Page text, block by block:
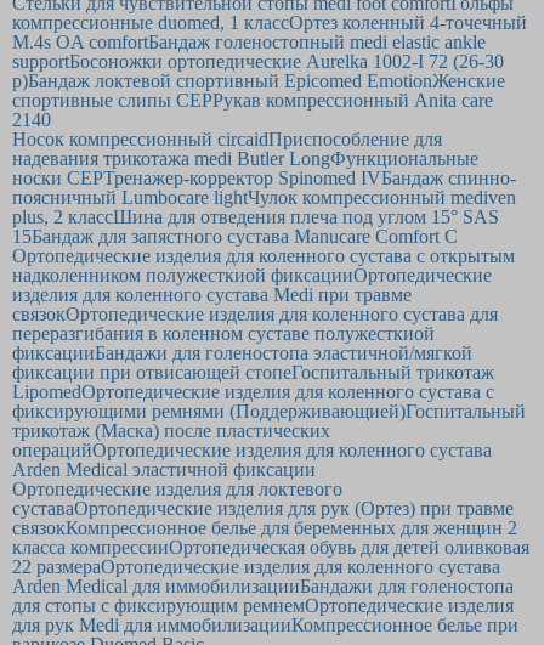
компрессионные duomed, 1 классОртез коленный 4-точечный
M.4s OA comfortБандаж голеностопный medi elastic ankle
supportБосоножки ортопедические Aurelka 1002-I 72 (26-30
р)Бандаж локтевой спортивный Epicomed EmotionЖенские
спортивные слипы CEPРукав компрессионный Anita care
2140
Носок компрессионный circaidПриспособление для
надевания трикотажа medi Butler LongФункциональные
носки CEPТренажер-корректор Spinomed IVБандаж спинно-
поясничный Lumbocare lightЧулок компрессионный mediven
plus, 2 классШина для отведения плеча под углом 15° SAS
15Бандаж для запястного сустава Manucare Comfort C
Ортопедические изделия для коленного сустава с открытым
надколенником полужесткиой фиксацииОртопедические
изделия для коленного сустава Medi при травме
связокОртопедические изделия для коленного сустава для
переразгибания в коленном суставе полужесткиой
фиксацииБандажи для голеностопа эластичной/мягкой
фиксации при отвисающей стопеГоспитальный трикотаж
LipomedОртопедические изделия для коленного сустава с
фиксирующими ремнями (Поддерживающией)Госпитальный
трикотаж (Маска) после пластических
операцийОртопедические изделия для коленного сустава
Arden Medical эластичной фиксации
Ортопедические изделия для локтевого
суставаОртопедические изделия для рук (Ортез) при травме
связокКомпрессионное белье для беременных для женщин 2
класса компрессииОртопедическая обувь для детей оливковая
22 размераОртопедические изделия для коленного сустава
Arden Medical для иммобилизацииБандажи для голеностопа
для стопы с фиксирующим ремнемОртопедические изделия
для рук Medi для иммобилизацииКомпрессионное белье при